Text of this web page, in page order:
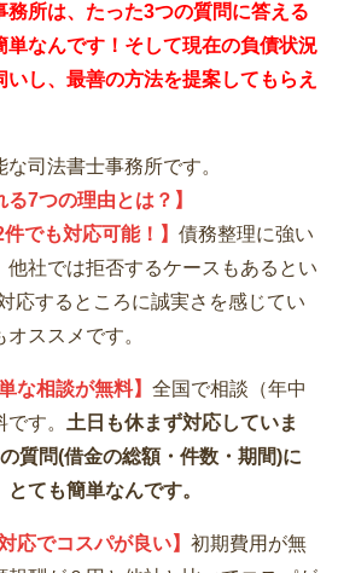
所は、 たった3つの質問に答える
単なんです！そして現在の負債状況
し、最善の方法を提案してもらえ
司法書士事務所です。
る7つの理由とは？】
でも対応可能！】 債務整理に強い
他社では拒否するケースもあるとい
応するところに誠実さを感じてい
ススメです。
な相談が無料】 全国で相談（年中
す。 土日も休まず対応していま
質問(借金の総額・件数・期間)に
ても簡単なんです。
応でコスパが良い】 初期費用が無